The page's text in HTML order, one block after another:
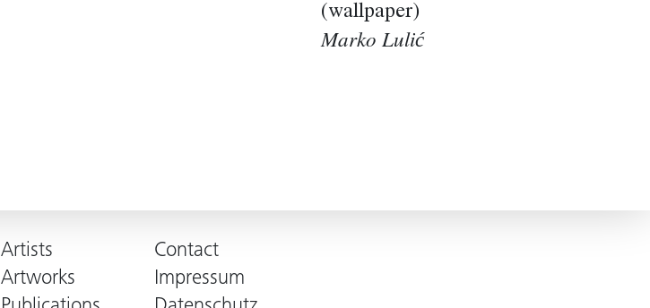
(wallpaper)
Marko Lulić
Artists
Artworks
Contact
Impressum